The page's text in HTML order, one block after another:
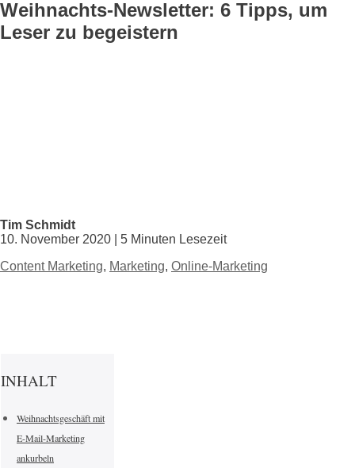
Weihnachts-Newsletter: 6 Tipps, um
Leser zu begeistern
Tim Schmidt
10. November 2020 | 5 Minuten Lesezeit
Content Marketing, Marketing, Online-Marketing
INHALT
Weihnachtsgeschäft mit
E-Mail-Marketing
ankurbeln